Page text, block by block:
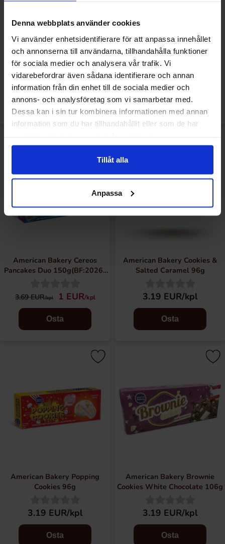
Denna webbplats använder cookies
Vi använder enhetsidentifierare för att anpassa innehållet
och annonserna till användarna, tillhandahålla funktioner
för sociala medier och analysera vår trafik. Vi
vidarebefordrar även sådana identifierare och annan
information från din enhet till de sociala medier och
annons- och analysföretag som vi samarbetar med.
Dessa kan i sin tur kombinera informationen med annan
information som du har tillhandahållit eller som de har
Tillåt alla
Anpassa
American Bakery Cereos
Pancakes Confetti
150g(BF:2026-05-28)
3.69 EUR 1 EUR
Osta
American Bakery Cereos
Pancakes Caramel
150g(BF:2026-05-28)
3.69 EUR 1 EUR
Osta
American Bakery Cereos
Pancakes Duo 150g(BF:2026-
3.69 EUR/kpl 1 EUR/kpl
Osta
American Bakery Cookies &
Salted Caramel 96g
3.19 EUR/kpl
Osta
American Bakery Popping
Cookies 96g
3.19 EUR/kpl
Osta
American Bakery Brownie
Cookies White Chocolate 106g
3.19 EUR/kpl
Osta